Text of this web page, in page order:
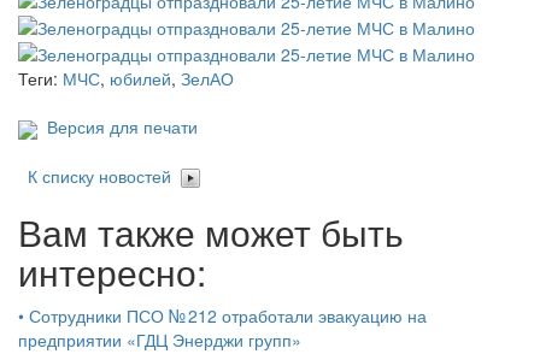
Теги: МЧС, юбилей, ЗелАО
Версия для печати
К списку новостей
Вам также может быть
интересно:
• Сотрудники ПСО № 212 отработали эвакуацию на
предприятии «ГДЦ Энерджи групп»